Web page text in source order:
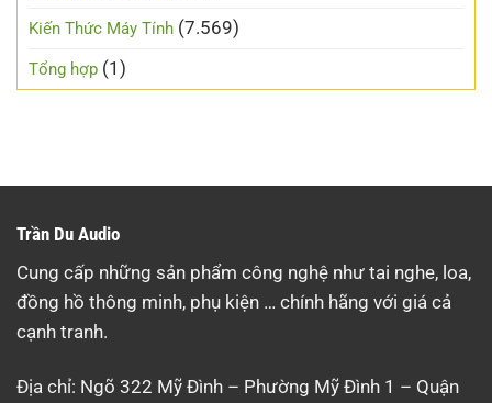
Kiến Thức Máy Tính (7.569)
Tổng hợp (1)
Trần Du Audio
Cung cấp những sản phẩm công nghệ như tai nghe, loa,
đồng hồ thông minh, phụ kiện … chính hãng với giá cả
cạnh tranh.
Địa chỉ: Ngõ 322 Mỹ Đình – Phường Mỹ Đình 1 – Quận